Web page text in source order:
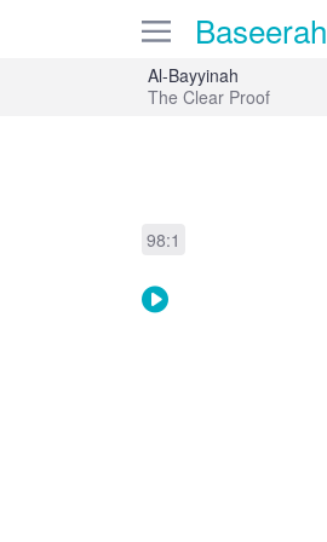
Baseerah
Al-Bayyinah
The Clear Proof
98:1